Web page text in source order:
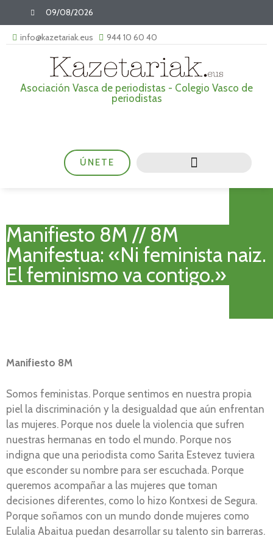
09/08/2026
info@kazetariak.eus 944 10 60 40
Asociación Vasca de periodistas - Colegio Vasco de
periodistas
ÚNETE
Manifiesto 8M // 8M
Manifestua: «Ni feminista naiz.
El feminismo va contigo.»
Manifiesto 8M
Somos feministas. Porque sentimos en nuestra propia
piel la discriminación y la desigualdad que aún enfrentan
las mujeres. Porque nos duele la violencia que sufren
nuestras hermanas en todo el mundo. Porque nos
indigna que una periodista como Sarita Estevez tuviera
que esconder su nombre para ser escuchada. Porque
queremos acompañar a las mujeres que toman
decisiones diferentes, como lo hizo Kontxesi de Segura.
Porque soñamos con un mundo donde mujeres como
Eulalia Abaitua puedan desarrollar su talento sin barreras.